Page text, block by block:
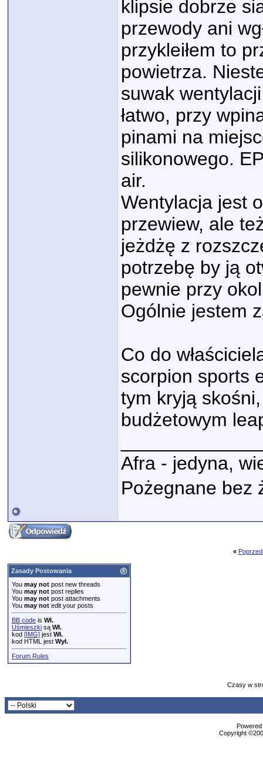
klipsie dobrze
przewody ani
przykleiłem to
powietrza.
suwak
łatwo, przy
pinami na
silikonowego.
air.
Wentylacja jest
przewiew, ale
jeżdżę z
potrzebę by ją
pewnie przy
Ogólnie jestem
Co do
scorpion sports
tym kryją
budżetowym
Afra - jedyna,
Pożegnane bez
«
Zasady Postowania
You may not post new threads
You may not post replies
You may not post attachments
You may not edit your posts
BB code is Wł.
Uśmieszki są Wł.
kod [IMG] jest Wł.
kod HTML jest Wył.
Forum Rules
Czasy w
Copyright